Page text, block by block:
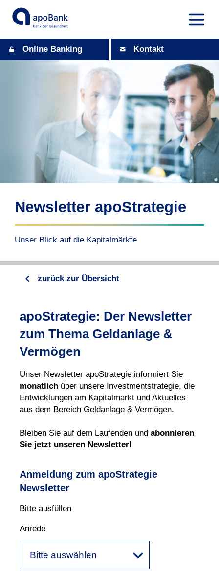
Online Banking Kontakt
Newsletter apoStrategie
Unser Blick auf die Kapitalmärkte
zurück zur Übersicht
apoStrategie: Der Newsletter
zum Thema Geldanlage &
Vermögen
Unser Newsletter apoStrategie informiert Sie
monatlich über unsere Investmentstrategie, die
Entwicklungen am Kapitalmarkt und Aktuelles
aus dem Bereich Geldanlage & Vermögen.
Bleiben Sie auf dem Laufenden und abonnieren
Sie jetzt unseren Newsletter!
Anmeldung zum apoStrategie
Newsletter
Bitte ausfüllen
Anrede
Bitte auswählen